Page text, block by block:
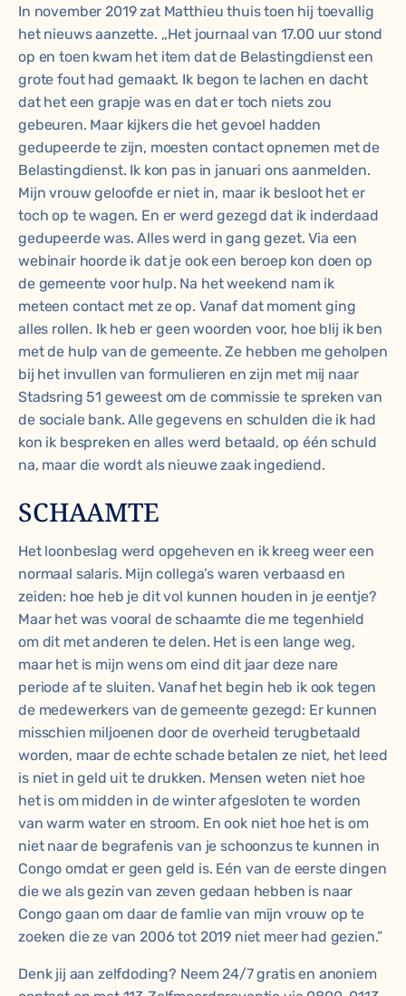
In november 2019 zat Matthieu thuis toen hij toevallig
het nieuws aanzette. ,,Het journaal van 17.00 uur stond
op en toen kwam het item dat de Belastingdienst een
grote fout had gemaakt. Ik begon te lachen en dacht
dat het een grapje was en dat er toch niets zou
gebeuren. Maar kijkers die het gevoel hadden
gedupeerde te zijn, moesten contact opnemen met de
Belastingdienst. Ik kon pas in januari ons aanmelden.
Mijn vrouw geloofde er niet in, maar ik besloot het er
toch op te wagen. En er werd gezegd dat ik inderdaad
gedupeerde was. Alles werd in gang gezet. Via een
webinair hoorde ik dat je ook een beroep kon doen op
de gemeente voor hulp. Na het weekend nam ik
meteen contact met ze op. Vanaf dat moment ging
alles rollen. Ik heb er geen woorden voor, hoe blij ik ben
met de hulp van de gemeente. Ze hebben me geholpen
bij het invullen van formulieren en zijn met mij naar
Stadsring 51 geweest om de commissie te spreken van
de sociale bank. Alle gegevens en schulden die ik had
kon ik bespreken en alles werd betaald, op één schuld
na, maar die wordt als nieuwe zaak ingediend.
SCHAAMTE
Het loonbeslag werd opgeheven en ik kreeg weer een
normaal salaris. Mijn collega’s waren verbaasd en
zeiden: hoe heb je dit vol kunnen houden in je eentje?
Maar het was vooral de schaamte die me tegenhield
om dit met anderen te delen. Het is een lange weg,
maar het is mijn wens om eind dit jaar deze nare
periode af te sluiten. Vanaf het begin heb ik ook tegen
de medewerkers van de gemeente gezegd: Er kunnen
misschien miljoenen door de overheid terugbetaald
worden, maar de echte schade betalen ze niet, het leed
is niet in geld uit te drukken. Mensen weten niet hoe
het is om midden in de winter afgesloten te worden
van warm water en stroom. En ook niet hoe het is om
niet naar de begrafenis van je schoonzus te kunnen in
Congo omdat er geen geld is. Eén van de eerste dingen
die we als gezin van zeven gedaan hebben is naar
Congo gaan om daar de famlie van mijn vrouw op te
zoeken die ze van 2006 tot 2019 niet meer had gezien.”
Denk jij aan zelfdoding? Neem 24/7 gratis en anoniem